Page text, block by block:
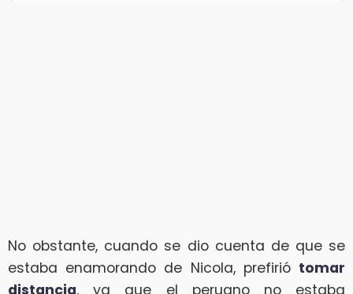
No obstante, cuando se dio cuenta de que se
estaba enamorando de Nicola, prefirió tomar
distancia, ya que el peruano no estaba